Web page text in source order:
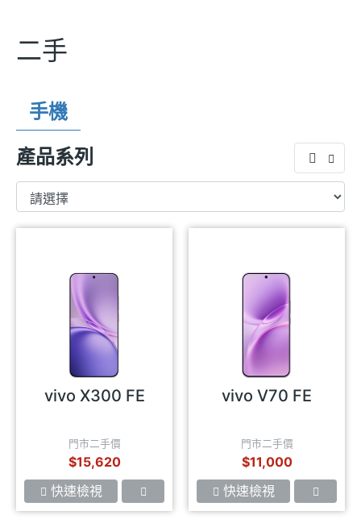
二手
手機
產品系列
vivo X300 FE
門市二手價
$15,620
快速檢視
vivo V70 FE
門市二手價
$11,000
快速檢視